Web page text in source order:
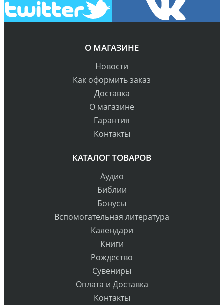
О МАГАЗИНЕ
Новости
Как оформить заказ
Доставка
О магазине
Гарантия
Контакты
КАТАЛОГ ТОВАРОВ
Аудио
Библии
Бонусы
Вспомогательная литература
Календари
Книги
Рождество
Сувениры
Оплата и Доставка
Контакты